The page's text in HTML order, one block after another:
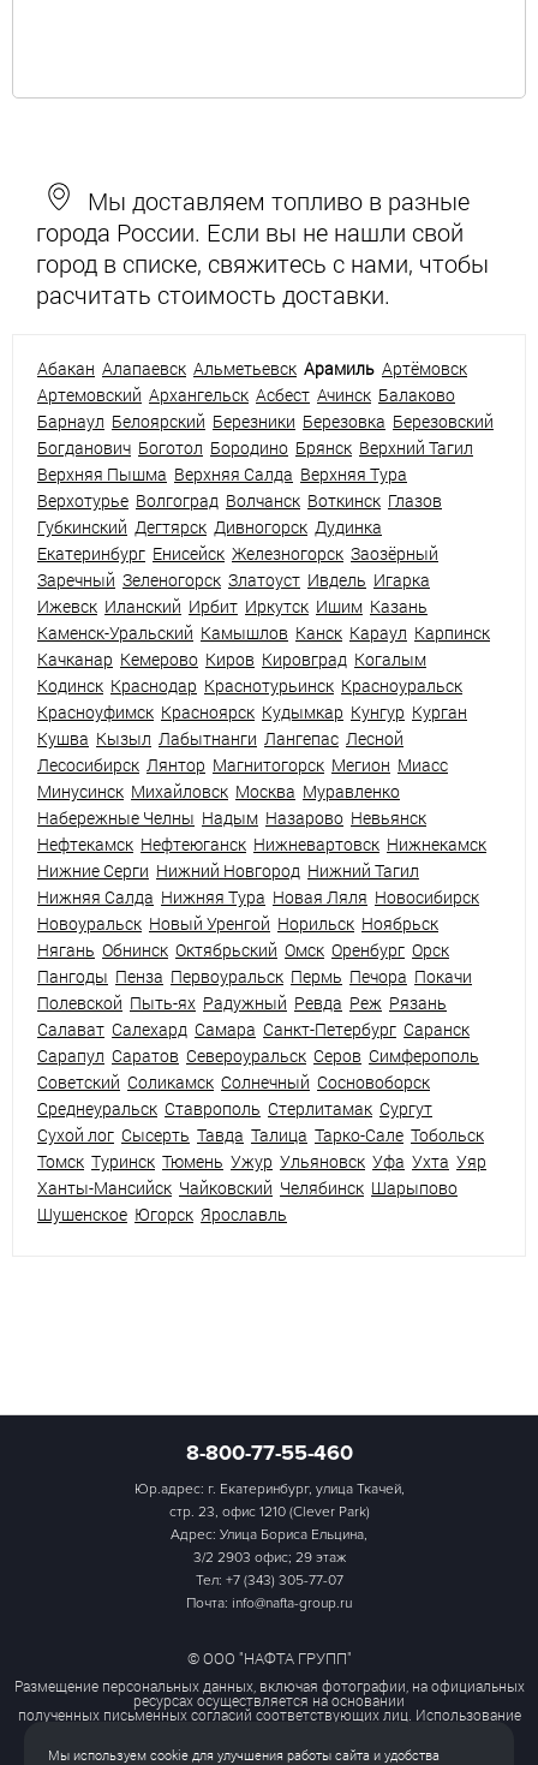
Мы доставляем топливо в разные
города России. Если вы не нашли свой
город в списке, свяжитесь с нами, чтобы
расчитать стоимость доставки.
Абакан Алапаевск Альметьевск Арамиль Артёмовск
Артемовский Архангельск Асбест Ачинск Балаково
Барнаул Белоярский Березники Березовка Березовский
Богданович Боготол Бородино Брянск Верхний Тагил
Верхняя Пышма Верхняя Салда Верхняя Тура
Верхотурье Волгоград Волчанск Воткинск Глазов
Губкинский Дегтярск Дивногорск Дудинка
Екатеринбург Енисейск Железногорск Заозёрный
Заречный Зеленогорск Златоуст Ивдель Игарка
Ижевск Иланский Ирбит Иркутск Ишим Казань
Каменск-Уральский Камышлов Канск Караул Карпинск
Качканар Кемерово Киров Кировград Когалым
Кодинск Краснодар Краснотурьинск Красноуральск
Красноуфимск Красноярск Кудымкар Кунгур Курган
Кушва Кызыл Лабытнанги Лангепас Лесной
Лесосибирск Лянтор Магнитогорск Мегион Миасс
Минусинск Михайловск Москва Муравленко
Набережные Челны Надым Назарово Невьянск
Нефтекамск Нефтеюганск Нижневартовск Нижнекамск
Нижние Серги Нижний Новгород Нижний Тагил
Нижняя Салда Нижняя Тура Новая Ляля Новосибирск
Новоуральск Новый Уренгой Норильск Ноябрьск
Нягань Обнинск Октябрьский Омск Оренбург Орск
Пангоды Пенза Первоуральск Пермь Печора Покачи
Полевской Пыть-ях Радужный Ревда Реж Рязань
Салават Салехард Самара Санкт-Петербург Саранск
Сарапул Саратов Североуральск Серов Симферополь
Советский Соликамск Солнечный Сосновоборск
Среднеуральск Ставрополь Стерлитамак Сургут
Сухой лог Сысерть Тавда Талица Тарко-Сале Тобольск
Томск Туринск Тюмень Ужур Ульяновск Уфа Ухта Уяр
Ханты-Мансийск Чайковский Челябинск Шарыпово
Шушенское Югорск Ярославль
8-800-77-55-460
Юр.адрес: г. Екатеринбург, улица Ткачей,
стр. 23, офис 1210 (Clever Park)
Адрес: Улица Бориса Ельцина,
3/2 2903 офис; 29 этаж
Тел: +7 (343) 305-77-07
Почта: info@nafta-group.ru
© ООО "НАФТА ГРУПП"
Размещение персональных данных, включая фотографии, на официальных
ресурсах осуществляется на основании
полученных письменных согласий соответствующих лиц. Использование
этих материалов третьими лицами
Мы используем cookie для улучшения работы сайта и удобства